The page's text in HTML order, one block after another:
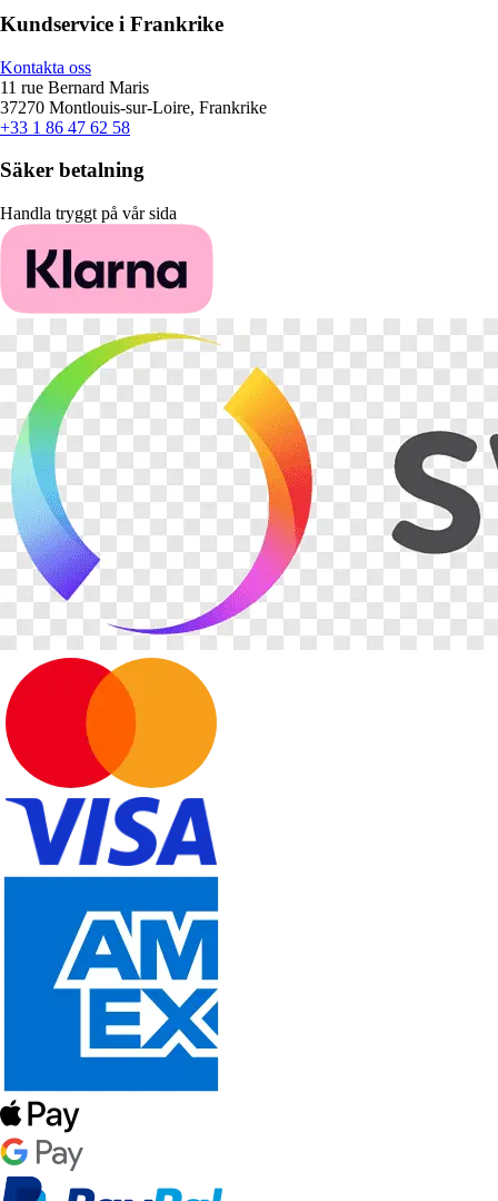
Kundservice i Frankrike
Kontakta oss
11 rue Bernard Maris
37270 Montlouis-sur-Loire, Frankrike
+33 1 86 47 62 58
Säker betalning
Handla tryggt på vår sida